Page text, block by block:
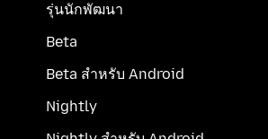
รุ่นนักพัฒนา
Beta
Beta สำหรับ Android
Nightly